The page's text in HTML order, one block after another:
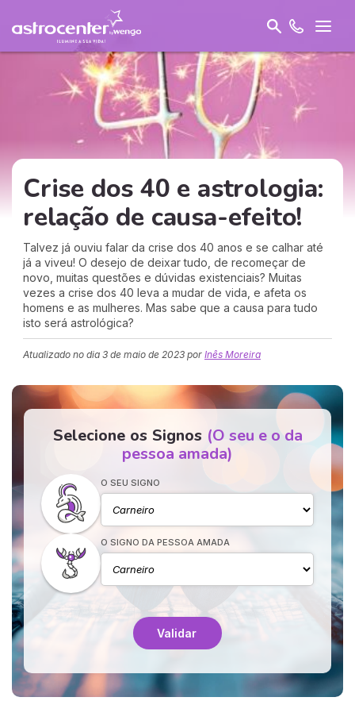
Crise dos 40 e astrologia:
relação de causa-efeito!
Talvez já ouviu falar da crise dos 40 anos e se calhar até
já a viveu! O desejo de deixar tudo, de recomeçar de
novo, muitas questões e dúvidas existenciais? Muitas
vezes a crise dos 40 leva a mudar de vida, e afeta os
homens e as mulheres. Mas sabe que a causa para tudo
isto será astrológica?
Atualizado no dia 3 de maio de 2023 por Inês Moreira
Selecione os Signos (O seu e o da
pessoa amada)
O SEU SIGNO
O SIGNO DA PESSOA AMADA
Validar